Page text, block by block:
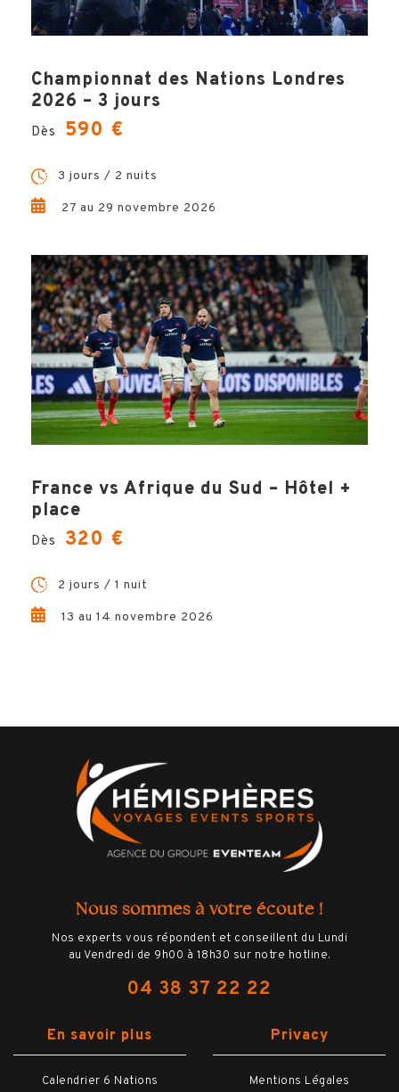
Hugo, Votre Expert
Voyage !
Questions, conseils, devis … Hémisphères Voyages vous
garantit un accompagnement unique et sur-mesure dans la
séjour inoubliable !
Championnat des Nations Londres
2026 – 3 jours
Dès 590 €
3 jours / 2 nuits
27 au 29 novembre 2026
France vs Afrique du Sud – Hôtel +
place
Dès 320 €
2 jours / 1 nuit
13 au 14 novembre 2026
Nous sommes à votre écoute !
Nos experts vous répondent et conseillent du Lundi
au Vendredi de 9h00 à 18h30 sur notre hotline.
04 38 37 22 22
En savoir plus
Calendrier 6 Nations
Privacy
Mentions Légales